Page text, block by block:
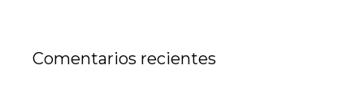
Comentarios recientes